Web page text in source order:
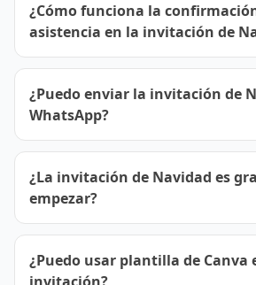
¿Cómo funciona la
asistencia en la invitación de
¿Puedo enviar la invitación de
WhatsApp?
¿La invitación de Navidad es
empezar?
¿Puedo usar plantilla de Canva